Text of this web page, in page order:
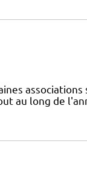
au long de